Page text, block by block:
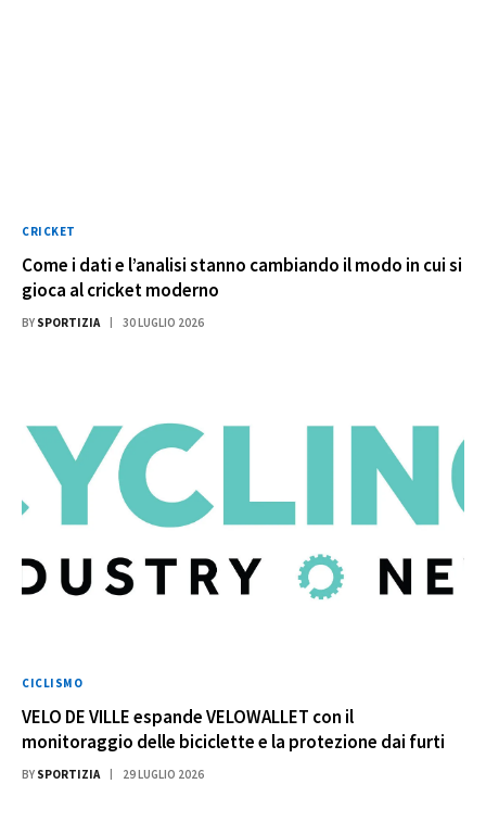
CRICKET
Come i dati e l’analisi stanno cambiando il modo in cui si
gioca al cricket moderno
BY SPORTIZIA 30 LUGLIO 2026
CICLISMO
VELO DE VILLE espande VELOWALLET con il
monitoraggio delle biciclette e la protezione dai furti
BY SPORTIZIA 29 LUGLIO 2026